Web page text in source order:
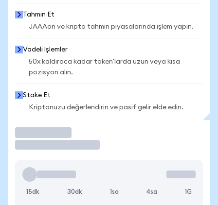
Tahmin Et
JAAAon ve kripto tahmin piyasalarında işlem yapın.
Vadeli İşlemler
50x kaldıraca kadar token'larda uzun veya kısa
pozisyon alın.
Stake Et
Kriptonuzu değerlendirin ve pasif gelir elde edin.
15dk 30dk 1sa 4sa 1G